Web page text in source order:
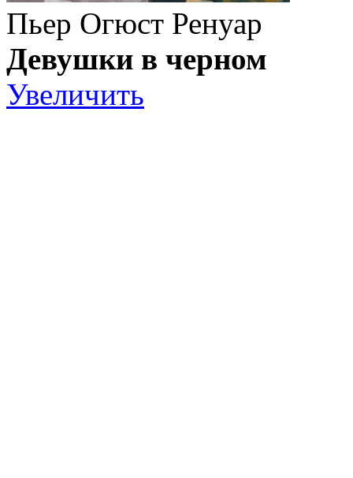
Пьер Огюст Ренуар
Девушки в черном
Увеличить